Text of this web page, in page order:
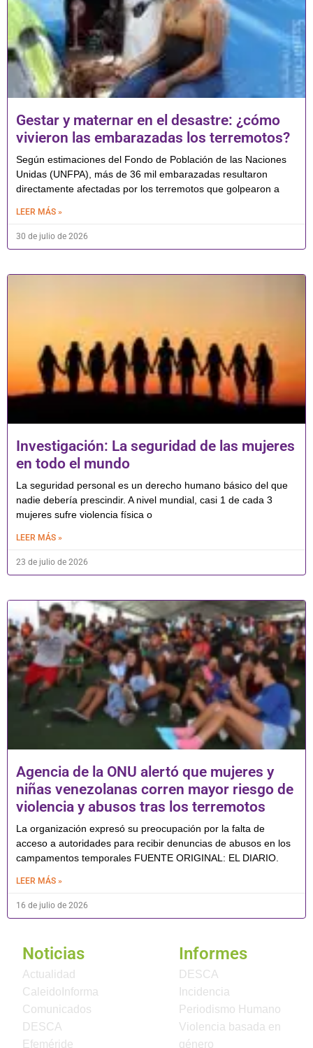
Gestar y maternar en el desastre: ¿cómo
vivieron las embarazadas los terremotos?
Según estimaciones del Fondo de Población de las Naciones
Unidas (UNFPA), más de 36 mil embarazadas resultaron
directamente afectadas por los terremotos que golpearon a
LEER MÁS »
30 de julio de 2026
Investigación: La seguridad de las mujeres
en todo el mundo
La seguridad personal es un derecho humano básico del que
nadie debería prescindir. A nivel mundial, casi 1 de cada 3
mujeres sufre violencia física o
LEER MÁS »
23 de julio de 2026
Agencia de la ONU alertó que mujeres y
niñas venezolanas corren mayor riesgo de
violencia y abusos tras los terremotos
La organización expresó su preocupación por la falta de
acceso a autoridades para recibir denuncias de abusos en los
campamentos temporales FUENTE ORIGINAL: EL DIARIO.
LEER MÁS »
16 de julio de 2026
Noticias
Actualidad
CaleidoInforma
Comunicados
DESCA
Efeméride
Informes
DESCA
Incidencia
Periodismo Humano
Violencia basada en
género